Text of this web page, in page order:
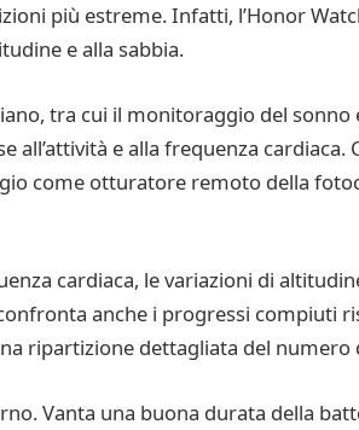
più estreme. Infatti, l’Honor
e alla sabbia.
tra cui il monitoraggio del sonno
all’attività e alla frequenza
come otturatore remoto della
cardiaca, le variazioni di
anche i progressi compiuti
ripartizione dettagliata del numero
Vanta una buona durata della